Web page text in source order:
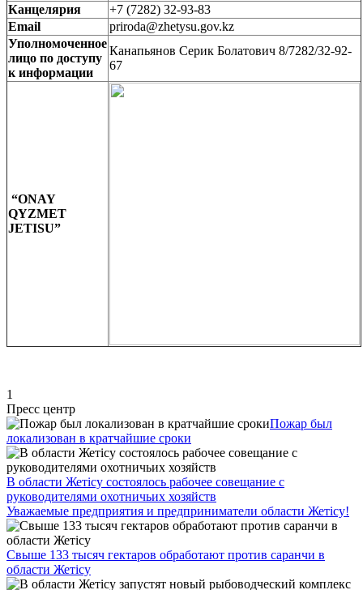
Канцелярия
+7 (7282) 32-93-83
Email
priroda@zhetysu.gov.kz
Уполномоченное
лицо по доступу
к информации
Канапьянов Серик Болатович 8/7282/32-92-
67
“ONAY
QYZMET
JETISU”
1
Пресс центр
Пожар был
локализован в кратчайшие сроки
В области Жетісу состоялось рабочее совещание с
руководителями охотничьих хозяйств
Уважаемые предприятия и предприниматели oбласти Жетісу!
Свыше 133 тысяч гектаров обработают против саранчи в
области Жетісу